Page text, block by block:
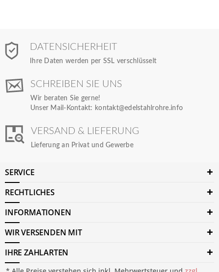
DATENSICHERHEIT
Ihre Daten werden per SSL verschlüsselt
SCHREIBEN SIE UNS
Wir beraten Sie gerne!
Unser Mail-Kontakt: kontakt@edelstahlrohre.info
VERSAND & LIEFERUNG
Lieferung an Privat und Gewerbe
SERVICE
RECHTLICHES
INFORMATIONEN
WIR VERSENDEN MIT
IHRE ZAHLARTEN